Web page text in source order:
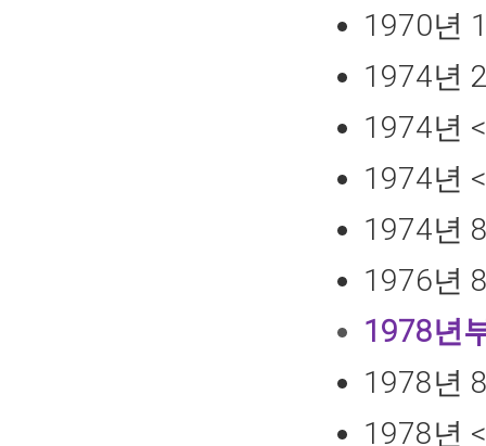
1970년
1974년
1974년
1974년
1974년
1976년
1978년
1978년
1978년